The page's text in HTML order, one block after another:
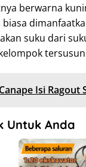
berwarna
suku dari
Isi Ragout
Untuk Anda